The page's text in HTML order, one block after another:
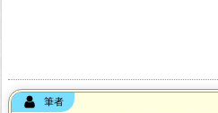
筆者